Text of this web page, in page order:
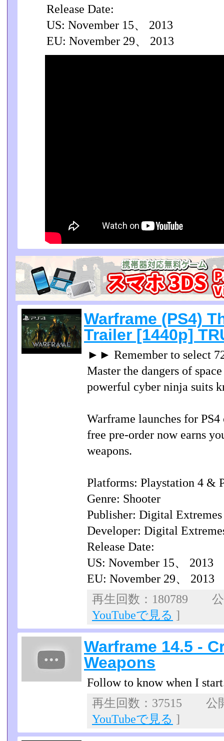
Release Date:
US: November 15、 2013
EU: November 29、 2013
Warframe (PS4)
Trailer [1440p]
►► Remember to select
Master the dangers of
powerful cyber ninja suits
Warframe launches for
free pre-order now earns
weapons.
Platforms: Playstation 4 &
Genre: Shooter
Publisher: Digital Extremes
Developer: Digital
Release Date:
US: November 15、 2013
EU: November 29、 2013
再生回数：180789
YouTubeで見る ]
Warframe 14.5 -
Weapons
Follow to know when I
再生回数：37515 公
YouTubeで見る ]